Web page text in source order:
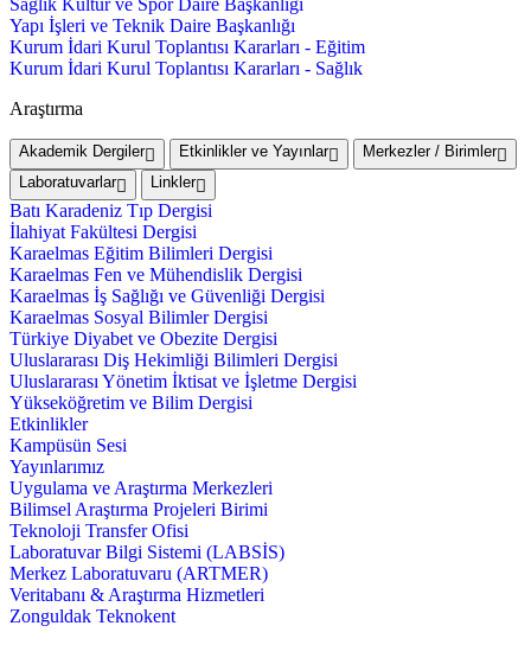
Sağlık Kültür ve Spor Daire Başkanlığı
Yapı İşleri ve Teknik Daire Başkanlığı
Kurum İdari Kurul Toplantısı Kararları - Eğitim
Kurum İdari Kurul Toplantısı Kararları - Sağlık
Araştırma
Akademik Dergiler Etkinlikler ve Yayınlar
Merkezler / Birimler
Laboratuvarlar
Linkler
Batı Karadeniz Tıp Dergisi
İlahiyat Fakültesi Dergisi
Karaelmas Eğitim Bilimleri Dergisi
Karaelmas Fen ve Mühendislik Dergisi
Karaelmas İş Sağlığı ve Güvenliği Dergisi
Karaelmas Sosyal Bilimler Dergisi
Türkiye Diyabet ve Obezite Dergisi
Uluslararası Diş Hekimliği Bilimleri Dergisi
Uluslararası Yönetim İktisat ve İşletme Dergisi
Yükseköğretim ve Bilim Dergisi
Etkinlikler
Kampüsün Sesi
Yayınlarımız
Uygulama ve Araştırma Merkezleri
Bilimsel Araştırma Projeleri Birimi
Teknoloji Transfer Ofisi
Laboratuvar Bilgi Sistemi (LABSİS)
Merkez Laboratuvaru (ARTMER)
Veritabanı & Araştırma Hizmetleri
Zonguldak Teknokent